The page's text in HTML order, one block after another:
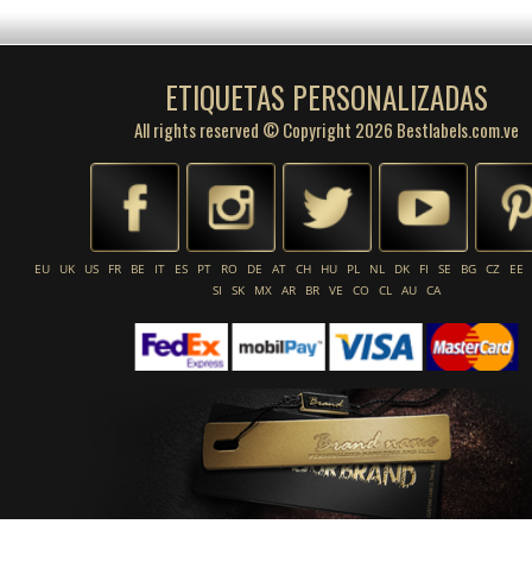
ETIQUETAS PERSONALIZADAS
All rights reserved © Copyright 2026 Bestlabels.com.ve
EU UK US FR BE IT ES PT RO DE AT CH HU PL NL DK FI SE BG CZ
EE
SI
SK MX AR BR VE CO CL AU CA